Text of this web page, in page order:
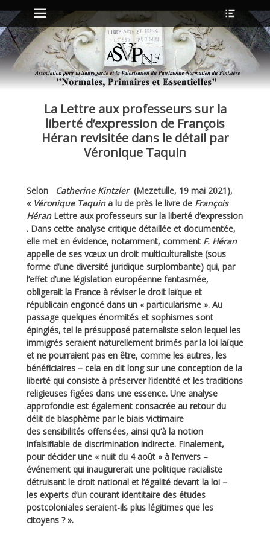
Menu principal
Aller
au
contenu
l’en-
tête
La Lettre aux professeurs sur la
liberté d’expression de François
Héran revisitée dans le détail par
Véronique Taquin
Selon Catherine Kintzler(Mezetulle, 19 mai 2021),
« Véronique Taquina lu de près le livre de François
HéranLettre aux professeurs sur la liberté d’expression
. Dans cette analyse critique détaillée et documentée,
elle met en évidence, notamment, comment F. Héran
appelle de ses vœux un droit multiculturaliste (sous
forme d’une diversité juridique surplombante) qui, par
l’effet d’une législation européenne fantasmée,
obligerait la France à réviser le droit laïque et
républicain engoncé dans un « particularisme ». Au
passage quelques énormités et sophismes sont
épinglés, tel le présupposé paternaliste selon lequel les
immigrés seraient naturellement brimés par la loi laïque
et ne pourraient pas en être, comme les autres, les
bénéficiaires – cela en dit long sur une conception de la
liberté qui consiste à préserver l’identité et les traditions
religieuses figées dans une essence. Une analyse
approfondie est également consacrée au retour du
délit de blasphème par le biais victimaire
des sensibilités offensées, ainsi qu’à la notion
infalsifiable de discrimination indirecte. Finalement,
pour décider une « nuit du 4 août » à l’envers –
événement qui inaugurerait une politique racialiste
détruisant le droit national et l’égalité devant la loi –
les experts d’un courant identitaire des études
postcoloniales seraient-ils plus légitimes que les
citoyens ? ».